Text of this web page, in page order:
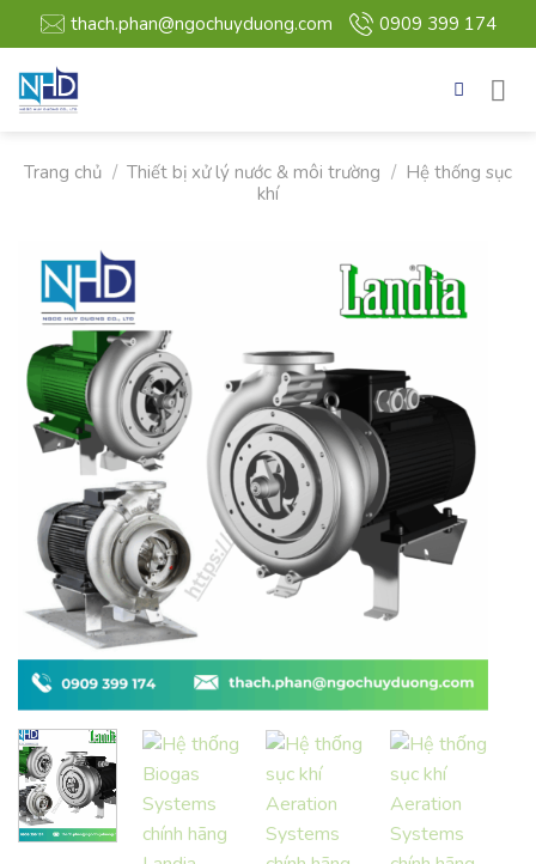
qua
nội
dung
thach.phan@ngochuyduong.com 0909 399 174
Trang chủ / Thiết bị xử lý nước & môi trường / Hệ thống sục
khí